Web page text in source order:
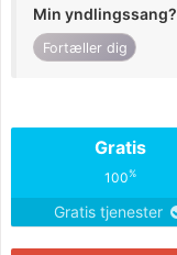
Min yndlingssang?
Fortæller dig
Gratis
100%
Gratis tjenester